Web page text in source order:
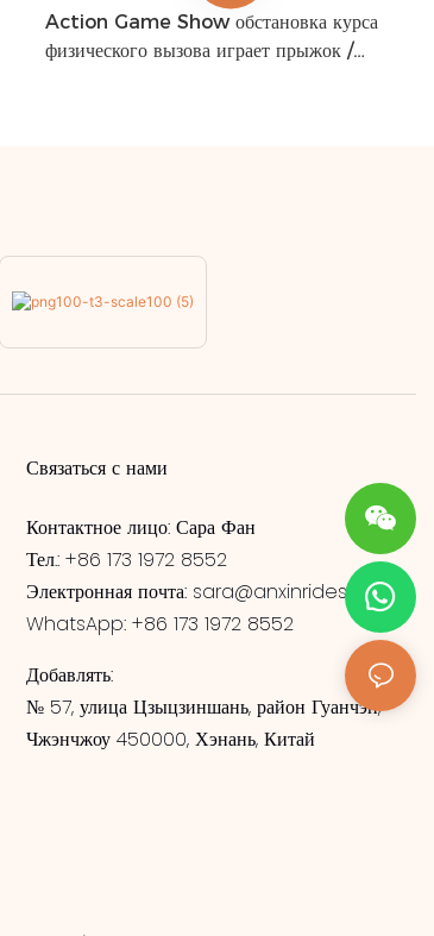
Action Game Show обстановка курса
физического вызова играет прыжок /
Связаться с нами
Контактное лицо: Сара Фан
Тел.: +86 173 1972 8552
Электронная почта: sara@anxinrides.com
WhatsApp: +86 173 1972 8552
Добавлять:
№ 57, улица Цзыцзиншань, район Гуанчэн,
Чжэнчжоу 450000, Хэнань, Китай